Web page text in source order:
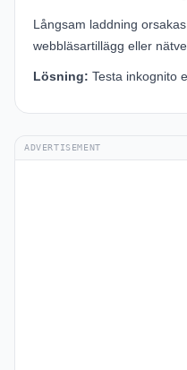
Långsam laddning
webbläsartillägg eller
Lösning: Testa inkognito
ADVERTISEMENT